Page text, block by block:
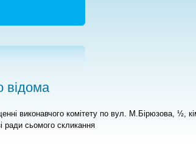
відома
виконавчого комітету по вул. М.Бірюзова, ½,
ради сьомого скликання